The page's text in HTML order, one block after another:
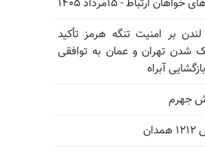
ارتباط - ۱۵مرداد ۱۴۰۵
بر امنیت تنگه هرمز تأکید
شدن تهران و عمان به توافقی
آبراه
جهرم